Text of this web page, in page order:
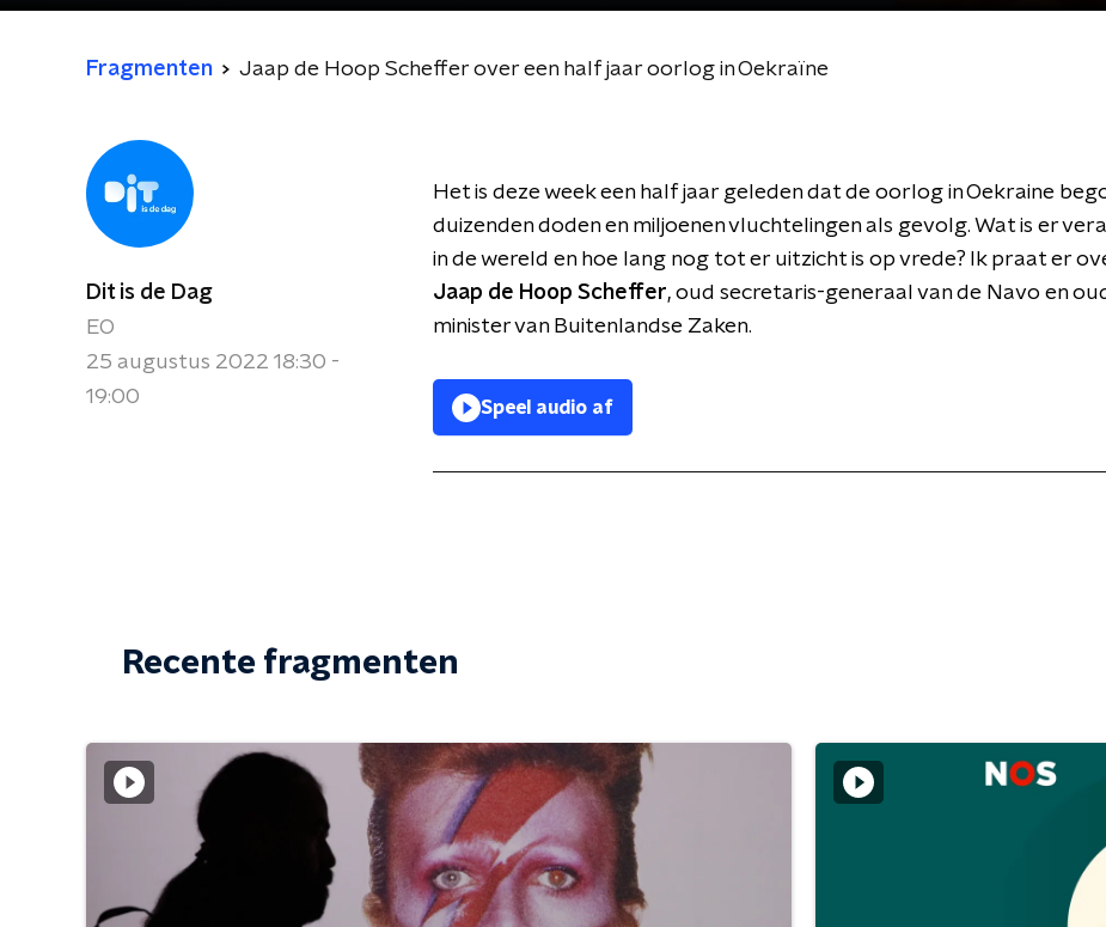
Fragmenten Jaap de Hoop Scheffer over een half jaar oorlog in Oekraïne
Dit is de Dag
EO
25 augustus 2022 18:30 -
19:00
Het is deze week een half jaar geleden dat de oorlog in Oekraine
duizenden doden en miljoenen vluchtelingen als gevolg. Wat is er
in de wereld en hoe lang nog tot er uitzicht is op vrede? Ik praat er
Jaap de Hoop Scheffer, oud secretaris-generaal van de Navo en
minister van Buitenlandse Zaken.
Speel audio af
Recente fragmenten